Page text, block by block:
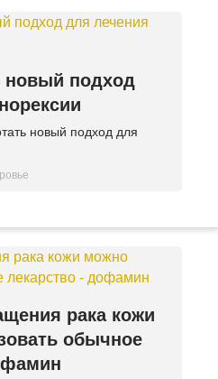
подход
новый подход для
рака кожи
обычное